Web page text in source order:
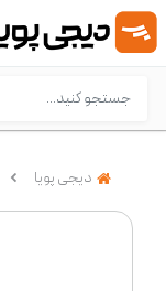
دیجی پویا